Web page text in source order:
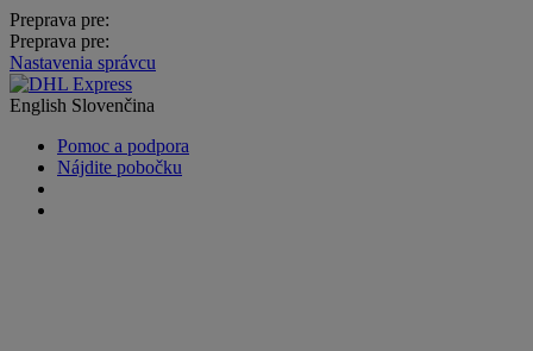
Preprava pre:
Preprava pre:
Nastavenia správcu
English Slovenčina
Pomoc a podpora
Nájdite pobočku